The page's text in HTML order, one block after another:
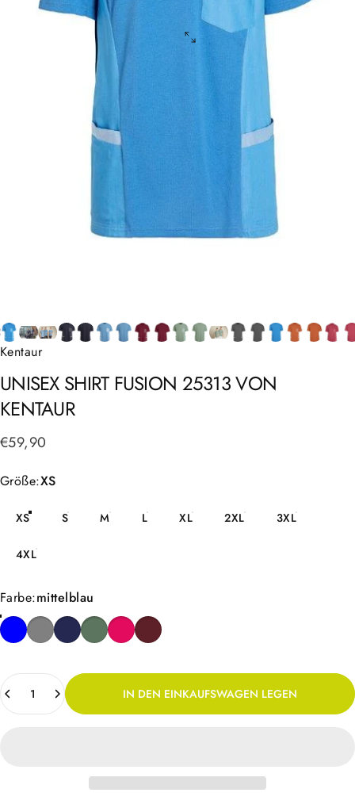
Kentaur
UNISEX SHIRT FUSION 25313VON
KENTAUR
€59,90
Größe
Größe:XS
XS S M L XL 2XL 3XL
4XL
Farbe
Farbe:mittelblau
Anzahl
IN DEN EINKAUFSWAGEN LEGEN